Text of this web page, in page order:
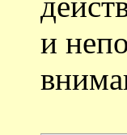
и